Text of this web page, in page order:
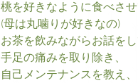
桃を好きなように食べさ
(母は丸噛りが好きなの)
お茶を飲みながらお話をし
手足の痛みを取り除き、
自己メンテナンスを教え、